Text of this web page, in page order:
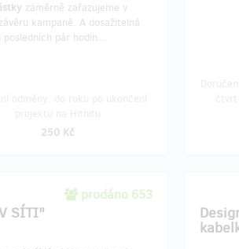
záměrně zařazujeme v
kampaně. A dosažitelná
posledních pár hodin...
250 Kč
prodáno 653
SÍTI"